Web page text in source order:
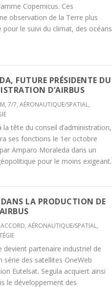
Copernicus. Ces
observation de la Terre plus
pour le suivi du climat, des océans
FUTURE PRÉSIDENTE DU
D’AIRBUS
, 7/7, AÉRONAUTIQUE/SPATIAL,
la tête du conseil d’administration,
ses fonctions le 1er octobre
Amparo Moraleda dans un
pour le moins exigeant.
DANS LA PRODUCTION DE
ACCORD, AÉRONAUTIQUE/SPATIAL,
devient partenaire industriel de
série des satellites OneWeb
Eutelsat. Segula acquiert ainsi
le développement des